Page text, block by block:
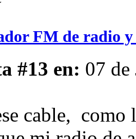
FM de radio y
#13 en: 07
cable, como